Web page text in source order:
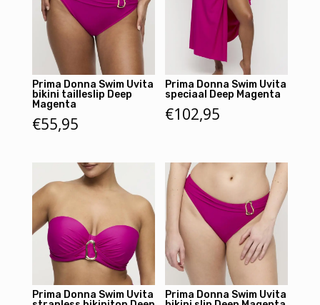
Prima Donna Swim Uvita
bikini tailleslip Deep
Magenta
€55,95
Prima Donna Swim Uvita
speciaal Deep Magenta
€102,95
Prima Donna Swim Uvita
Prima Donna Swim Uvita